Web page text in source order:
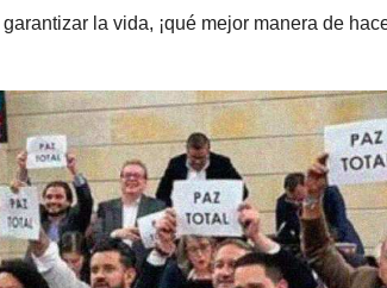
la vida, ¡qué mejor manera de